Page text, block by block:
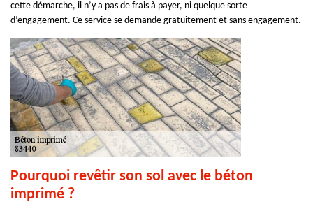
cette démarche, il n’y a pas de frais à payer, ni quelque sorte
d’engagement. Ce service se demande gratuitement et sans engagement.
Pourquoi revêtir son sol avec le béton
imprimé ?